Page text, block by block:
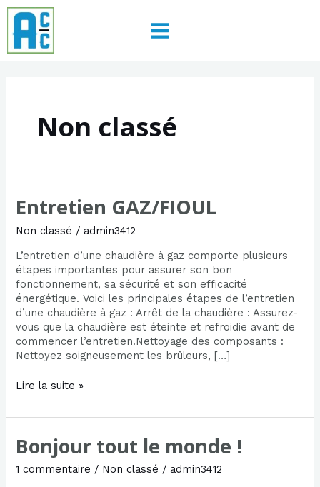
Aller
contenu
MENU
Non classé
Entretien GAZ/FIOUL
Non classé / admin3412
L’entretien d’une chaudière à gaz comporte plusieurs
étapes importantes pour assurer son bon
fonctionnement, sa sécurité et son efficacité
énergétique. Voici les principales étapes de l’entretien
d’une chaudière à gaz : Arrêt de la chaudière : Assurez-
vous que la chaudière est éteinte et refroidie avant de
commencer l’entretien.Nettoyage des composants :
Nettoyez soigneusement les brûleurs, […]
Entretien
GAZ/FIOUL
Lire la suite »
Bonjour tout le monde !
1 commentaire / Non classé / admin3412
Bonjour
tout
le